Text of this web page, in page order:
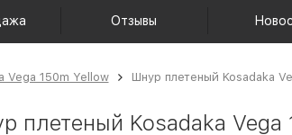
Отзывы
Vega 150m Yellow Шнур плетеный Kosadaka
плетеный Kosadaka Vega